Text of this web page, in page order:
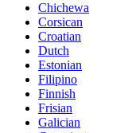
Chichewa
Corsican
Croatian
Dutch
Estonian
Filipino
Finnish
Frisian
Galician